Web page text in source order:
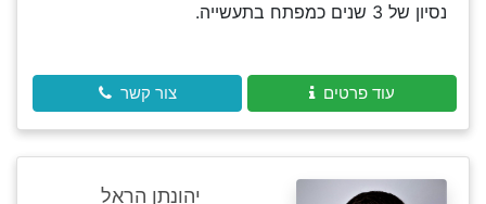
נסיון של 3 שנים כמפתח בתעשייה.
עוד פרטים צור קשר
יהונתן הראל